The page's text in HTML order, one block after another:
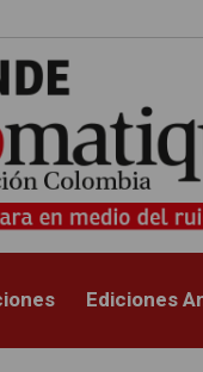
Ediciones